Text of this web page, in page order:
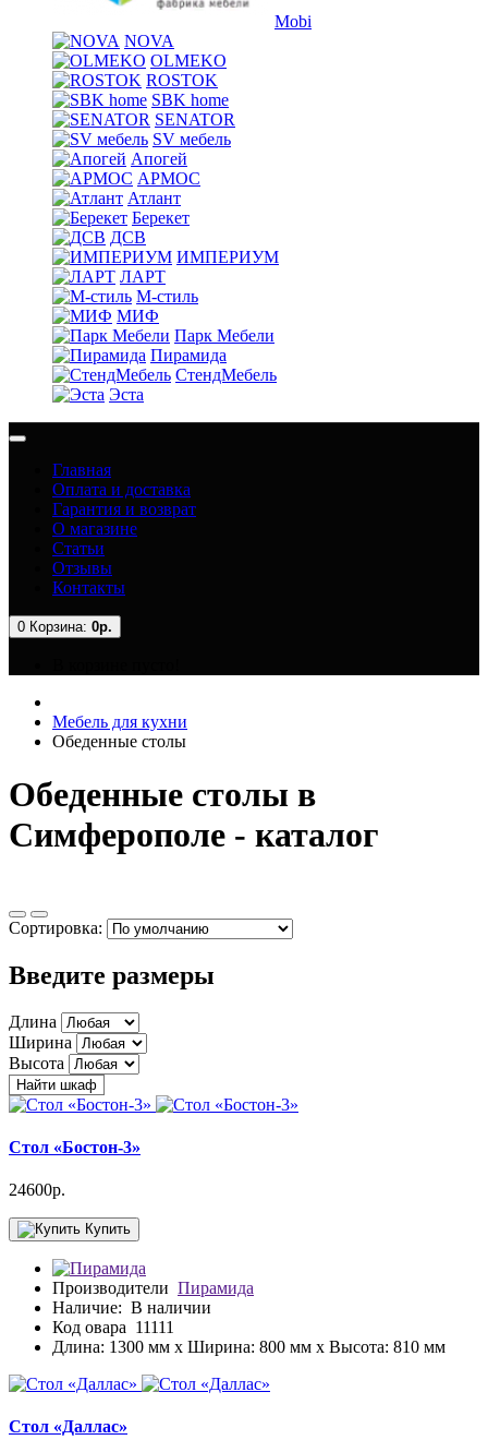
Mobi
NOVA
OLMEKO
ROSTOK
SBK home
SENATOR
SV мебель
Апогей
АРМОС
Атлант
Берекет
ДСВ
ИМПЕРИУМ
ЛАРТ
М-стиль
МИФ
Парк Мебели
Пирамида
СтендМебель
Эста
Главная
Оплата и доставка
Гарантия и возврат
О магазине
Статьи
Отзывы
Контакты
0 Корзина: 0р.
Мебель для кухни
Обеденные столы
Обеденные столы в
Симферополе - каталог
Сортировка:
Введите размеры
Длина
Ширина
Высота
Стол «Бостон-3»
24600р.
Купить
Производители Пирамида
Наличие: В наличии
Код овара 11111
Длина: 1300 мм x Ширина: 800 мм x Высота: 810 мм
Стол «Даллас»